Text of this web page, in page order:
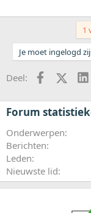
1
Je moet ingelogd
Deel: Facebook
X
Forum
Onderwerpen
Berichten
Leden
Nieuwste lid